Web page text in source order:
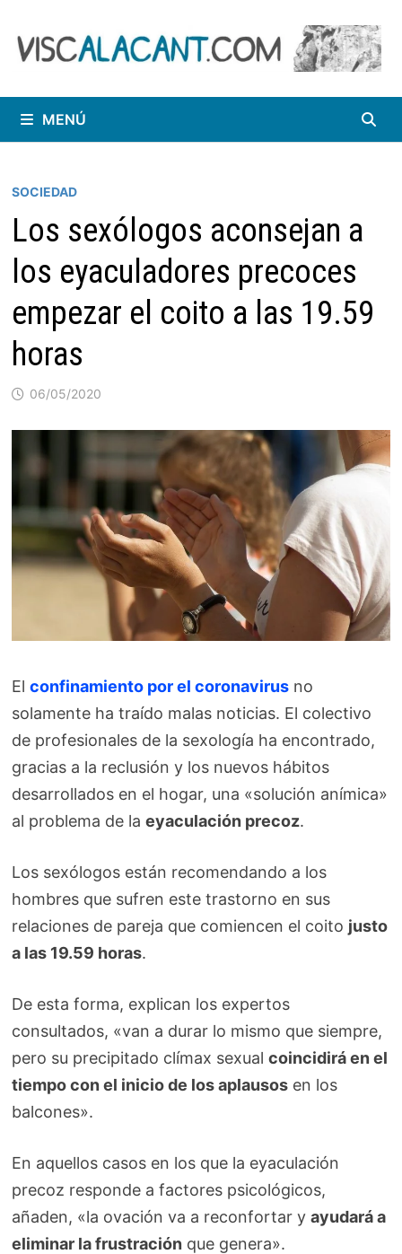
contenido
MENÚ
SOCIEDAD
Los sexólogos aconsejan a
los eyaculadores precoces
empezar el coito a las 19.59
horas
06/05/2020
Elconfinamiento por el coronavirus no
solamente ha traído malas noticias. El colectivo
de profesionales de la sexología ha encontrado,
gracias a la reclusión y los nuevos hábitos
desarrollados en el hogar, una «solución anímica»
al problema de laeyaculación precoz.
Los sexólogos están recomendando a los
hombres que sufren este trastorno en sus
relaciones de pareja que comiencen el coito justo
a las 19.59 horas.
De esta forma, explican los expertos
consultados, «van a durar lo mismo que siempre,
pero su precipitado clímax sexualcoincidirá en el
tiempo con el inicio de los aplausos en los
balcones».
En aquellos casos en los que la eyaculación
precoz responde a factores psicológicos,
añaden, «la ovación va a reconfortar yayudará a
eliminar la frustración que genera».